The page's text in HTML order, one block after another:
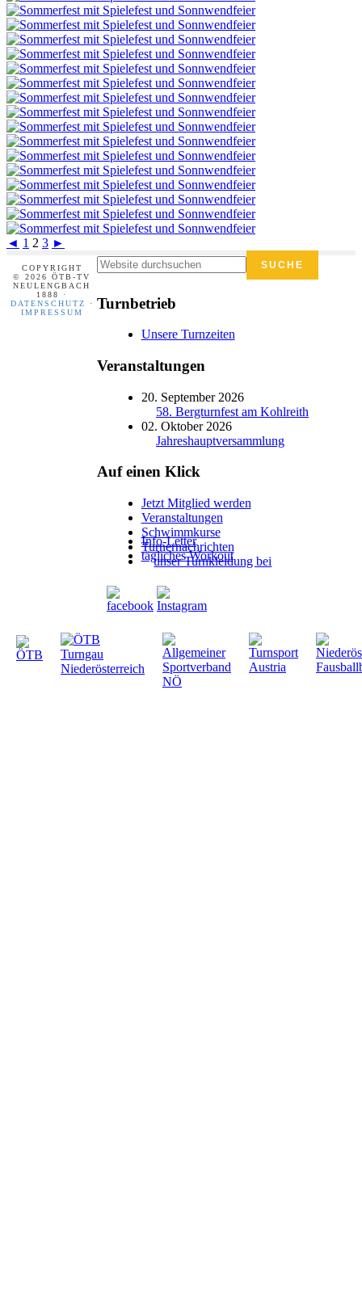
◄ 1 2 3 ►
Seitenspalte
Website
durchsuchen
Turnbetrieb
Unsere Turnzeiten
Veranstaltungen
20. September 2026
58. Bergturnfest am Kohlreith
02. Oktober 2026
Jahreshauptversammlung
Auf einen Klick
Jetzt Mitglied werden
Veranstaltungen
Schwimmkurse
Turnernachrichten
unser Turnkleidung bei
Info-Letter
tägliches Workout
Footer
COPYRIGHT
© 2026 ÖTB-TV
NEULENGBACH
1888 ·
DATENSCHUTZ
·
IMPRESSUM